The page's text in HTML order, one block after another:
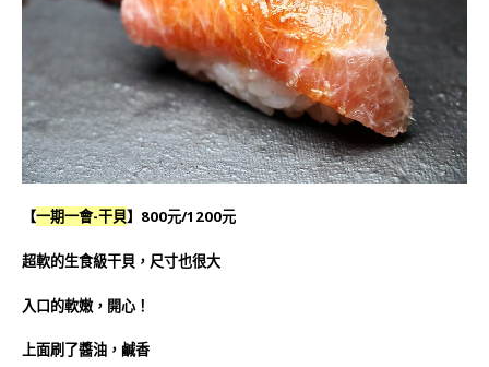
【一期一會-干貝】800元/1200元
超軟的生食級干貝，尺寸也很大
入口的軟嫩，開心！
上面刷了醬油，鹹香